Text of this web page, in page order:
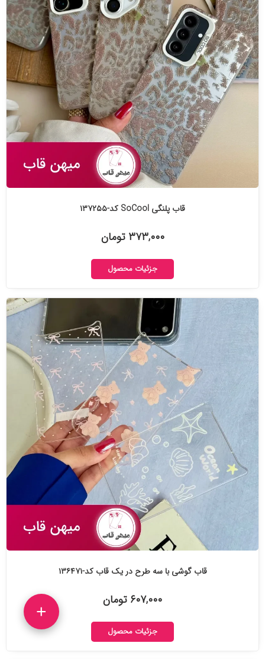
قاب پلنگی SoCool کد-۱۳۷۲۵۵
۳۷۳,۰۰۰ تومان
جزئیات محصول
قاب گوشی با سه طرح در یک قاب کد-۱۳۶۴۷۱
۶۰۷,۰۰۰ تومان
جزئیات محصول
+